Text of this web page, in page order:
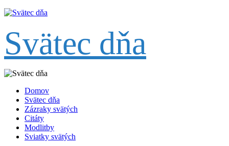
Svätec dňa
Domov
Svätec dňa
Zázraky svätých
Citáty
Modlitby
Sviatky svätých